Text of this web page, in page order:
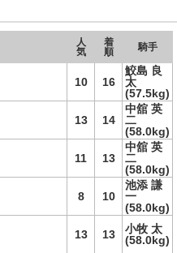
人
気
着
順
騎手
10 16
鮫島 良
太
(57.5kg)
13 14
中舘 英
二
(58.0kg)
11 13
中舘 英
二
(58.0kg)
8 10
池添 謙
一
(58.0kg)
13 13
小牧 太
(58.0kg)